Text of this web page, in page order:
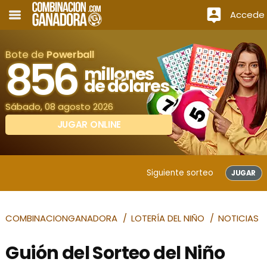
Accede
Bote de Powerball
856 millones
de dólares
Sábado, 08 agosto 2026
JUGAR ONLINE
Siguiente sorteo JUGAR
COMBINACIONGANADORA LOTERÍA DEL NIÑO NOTICIAS
Guión del Sorteo del Niño